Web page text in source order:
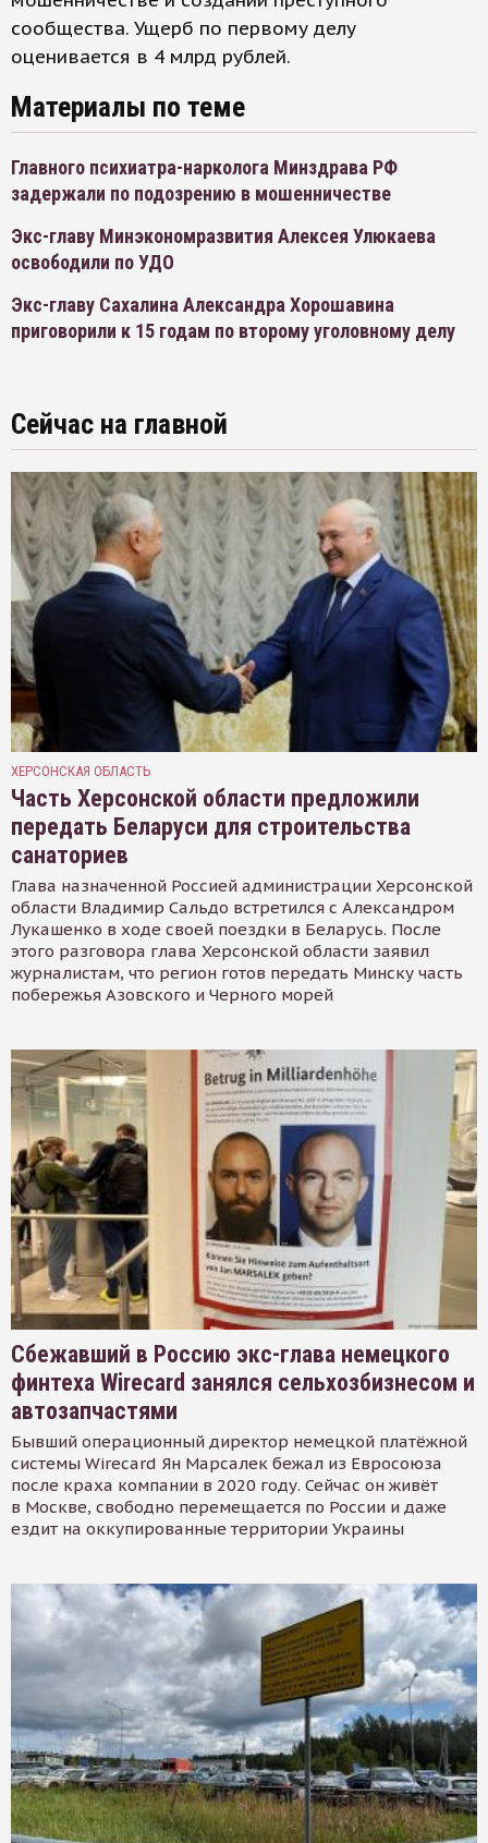
сообщества. Ущерб по первому делу
оценивается в 4 млрд рублей.
Материалы по теме
Главного психиатра-нарколога Минздрава РФ
задержали по подозрению в мошенничестве
Экс-главу Минэкономразвития Алексея Улюкаева
освободили по УДО
Экс-главу Сахалина Александра Хорошавина
приговорили к 15 годам по второму уголовному делу
Сейчас на главной
ХЕРСОНСКАЯ ОБЛАСТЬ
Часть Херсонской области предложили
передать Беларуси для строительства
санаториев
Глава назначенной Россией администрации Херсонской
области Владимир Сальдо встретился с Александром
Лукашенко в ходе своей поездки в Беларусь. После
этого разговора глава Херсонской области заявил
журналистам, что регион готов передать Минску часть
побережья Азовского и Черного морей
Сбежавший в Россию экс-глава немецкого
финтеха Wirecard занялся сельхозбизнесом и
автозапчастями
Бывший операционный директор немецкой платёжной
системы Wirecard Ян Марсалек бежал из Евросоюза
после краха компании в 2020 году. Сейчас он живёт
в Москве, свободно перемещается по России и даже
ездит на оккупированные территории Украины